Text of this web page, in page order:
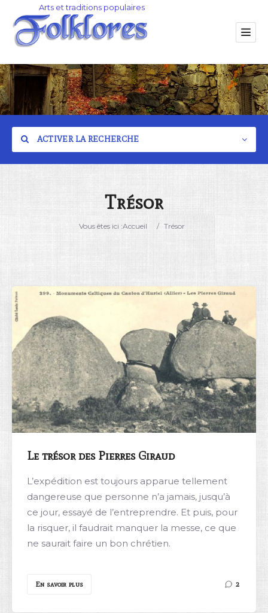
ACTIVER LA RECHERCHE
Rechercher
Trésor
Vous êtes ici :Accueil / Trésor
Le trésor des Pierres Giraud
L’expédition est toujours apparue tellement
dangereuse que personne n’a jamais, jusqu’à
ce jour, essayé de l’entreprendre. Et puis, pour
la risquer, il faudrait manquer la messe, ce que
ne saurait faire un bon chrétien.
En savoir plus 2